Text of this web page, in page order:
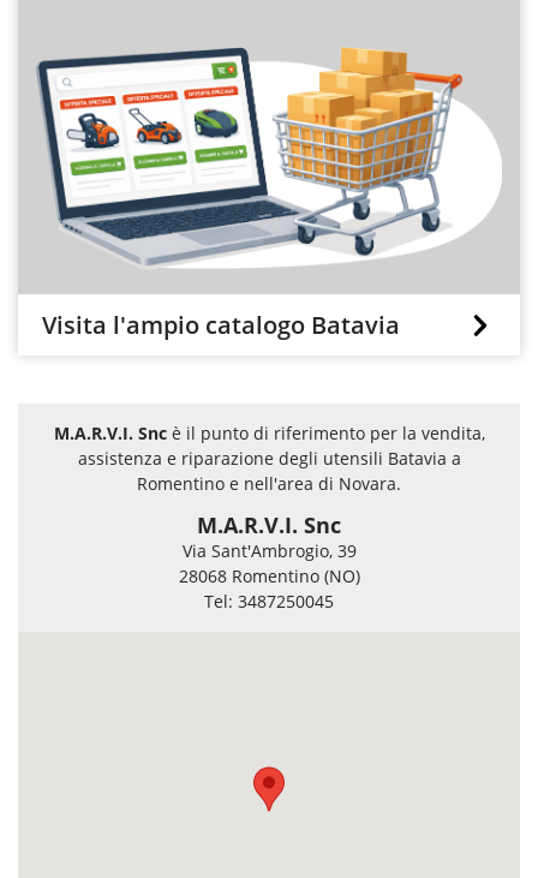
Visita l'ampio catalogo Batavia
M.A.R.V.I. Sncè il punto di riferimento per la vendita,
assistenza e riparazione degli utensili Batavia a
Romentino e nell'area di Novara.
M.A.R.V.I. Snc
Via Sant'Ambrogio, 39
28068 Romentino (NO)
Tel: 3487250045